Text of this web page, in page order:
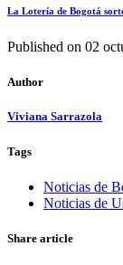
La Lotería de Bogotá
Published on 02
Author
Viviana Sarrazola
Tags
Noticias de
Noticias de
Share article